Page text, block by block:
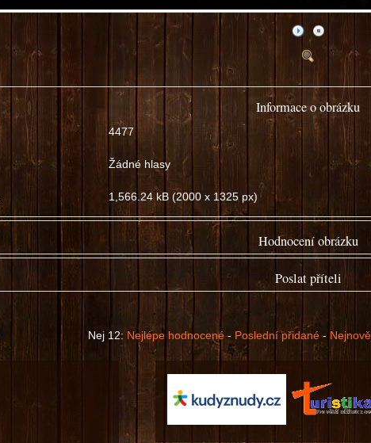
Informace o obrázku
4477
Žádné hlasy
1,566.24 kB (2000 x 1325 px)
Hodnocení obrázku
Poslat příteli
Nej 12: Nejlépe hodnocené- Poslední přidané-